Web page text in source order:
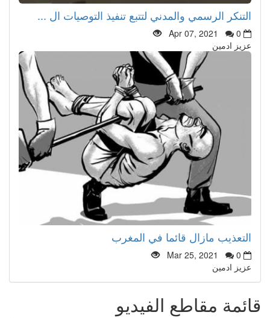
التنكر الرسمي والمدني لتتبع تنفيذ التوصيات ال ...
Apr 07, 2021
0
عزيز ادمين
التعذيب مازال قائما في المغرب
Mar 25, 2021
0
عزيز ادمين
قائمة مقاطع الفيديو